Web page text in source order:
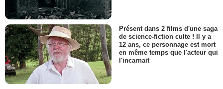
Présent dans 2 films d'une saga
de science-fiction culte ! Il y a
12 ans, ce personnage est mort
en même temps que l'acteur qui
l'incarnait